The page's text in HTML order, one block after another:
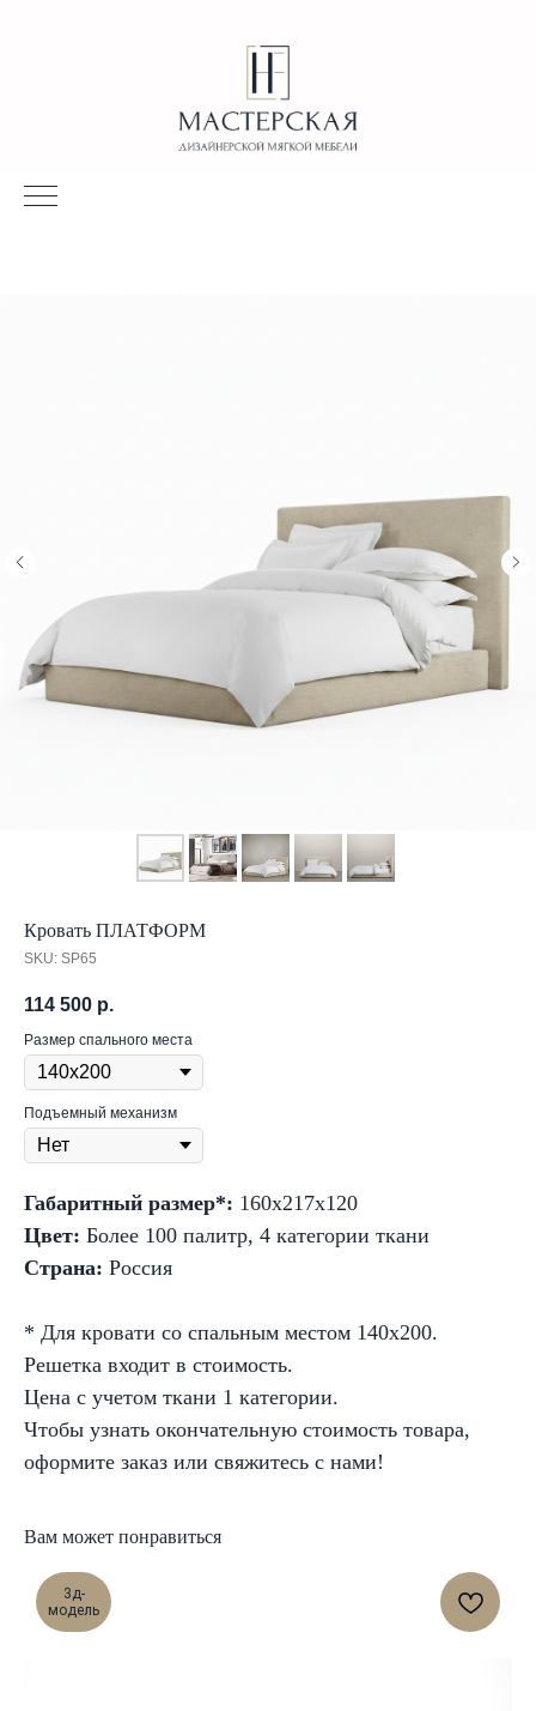
Кровать ПЛАТФОРМ
SKU: SP65
114 500 р.
Размер спального места
Подъемный механизм
Габаритный размер*: 160х217х120
Цвет: Более 100 палитр, 4 категории ткани
Страна: Россия
* Для кровати со спальным местом 140х200.
Решетка входит в стоимость.
Цена с учетом ткани 1 категории.
Чтобы узнать окончательную стоимость товара,
оформите заказ или свяжитесь с нами!
Вам может понравиться
3д-
модель